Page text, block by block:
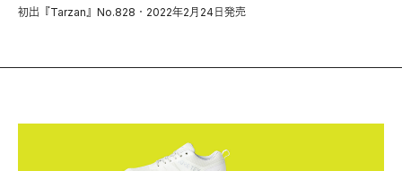
初出『Tarzan』No.828・2022年2月24日発売